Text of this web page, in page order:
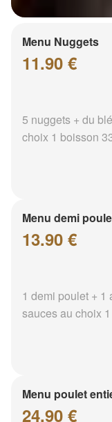
Menu Nuggets
11.90 €
5 nuggets + du
choix 1 boisson
Menu demi
13.90 €
1 demi poulet + 1
sauces au choix
Menu poulet
24.90 €